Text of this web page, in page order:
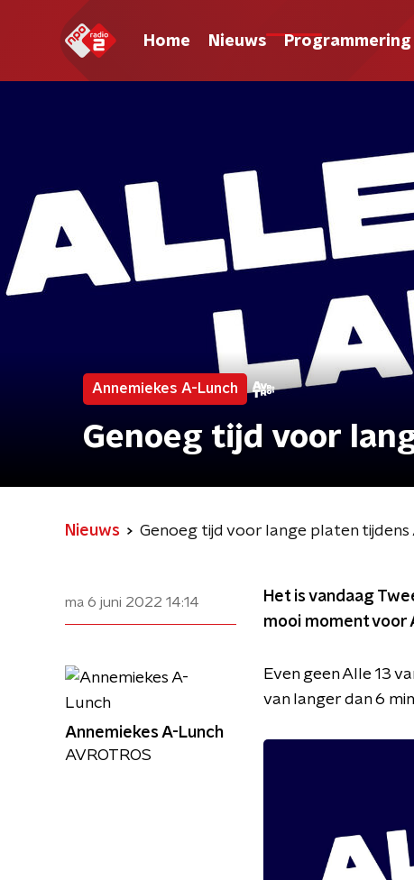
Home Nieuws Programmering
Annemiekes A-Lunch
Genoeg tijd voor
Nieuws Genoeg tijd voor lange platen tijdens
ma 6 juni 2022 14:14
Het is vandaag
mooi moment voor
Even geen Alle 13
van langer dan 6
Annemiekes A-Lunch
AVROTROS